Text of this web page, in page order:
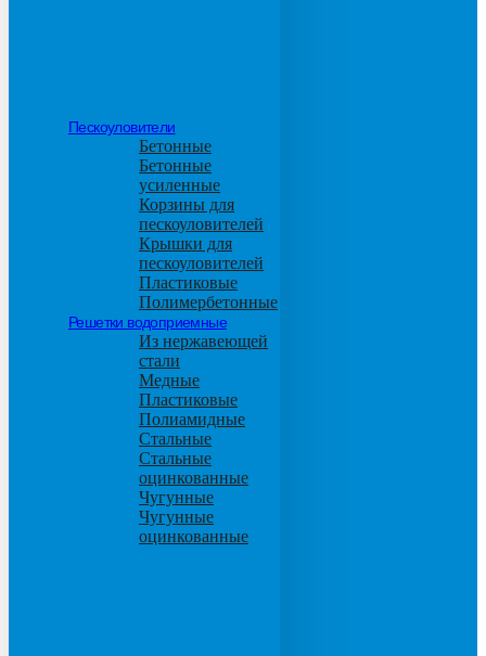
Пескоуловители
Бетонные
Бетонные
усиленные
Корзины для
пескоуловителей
Крышки для
пескоуловителей
Пластиковые
Полимербетонные
Решетки водоприемные
Из нержавеющей
стали
Медные
Пластиковые
Полиамидные
Стальные
Стальные
оцинкованные
Чугунные
Чугунные
оцинкованные